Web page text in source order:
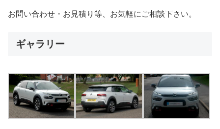
お問い合わせ・お見積り等、お気軽にご相談下さい。
ギャラリー